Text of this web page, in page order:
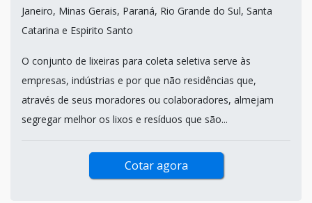
Janeiro, Minas Gerais, Paraná, Rio Grande do Sul, Santa
Catarina e Espirito Santo
O conjunto de lixeiras para coleta seletiva serve às
empresas, indústrias e por que não residências que,
através de seus moradores ou colaboradores, almejam
segregar melhor os lixos e resíduos que são...
Cotar agora